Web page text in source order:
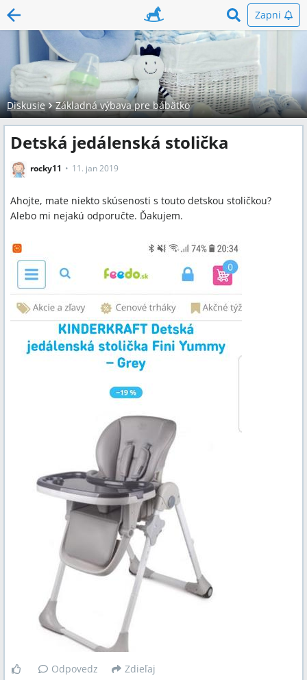
Zapni
Diskusie Základná výbava pre bábätko
Detská jedálenská stolička
rocky11 11. jan 2019
Ahojte, mate niekto skúsenosti s touto detskou stoličkou?
Alebo mi nejakú odporučte. Ďakujem.
Odpovedz Zdieľaj